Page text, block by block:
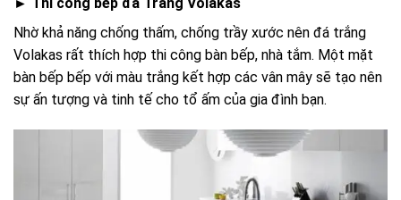
Nhờ khả năng chống thấm, chống trầy xước nên đá trắng
Volakas rất thích hợp thi công bàn bếp, nhà tắm. Một mặt
bàn bếp bếp với màu trắng kết hợp các vân mây sẽ tạo nên
sự ấn tượng và tinh tế cho tổ ấm của gia đình bạn.